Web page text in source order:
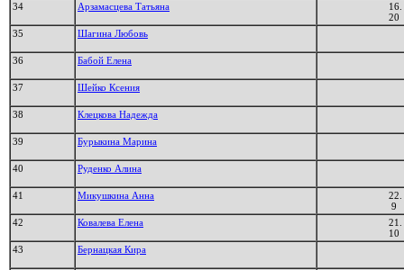
34 Арзамасцева Татьяна
16.
20
35
Шагина Любовь
36 Бабой Елена
37 Шейко Ксения
38 Клецкова Надежда
39 Бурыкина Марина
40 Руденко Алина
41 Микушкина Анна
22.
9
42
Ковалева Елена
21.
10
43
Бернацкая Кира